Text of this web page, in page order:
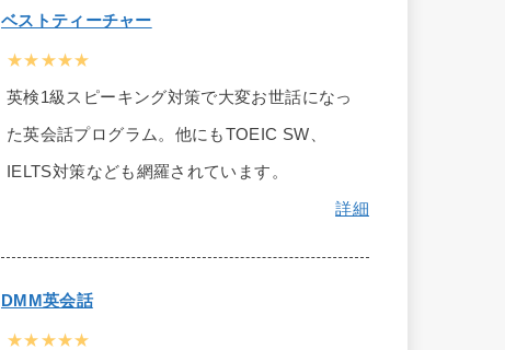
ベストティーチャー
★★★★★
英検1級スピーキング対策で大変お世話になっ
た英会話プログラム。他にもTOEIC SW、
IELTS対策なども網羅されています。
詳細
DMM英会話
★★★★★